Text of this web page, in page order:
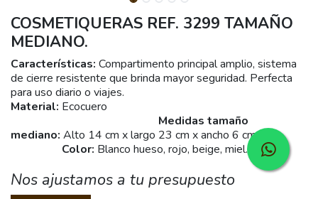
COSMETIQUERAS REF. 3299 TAMAÑO
MEDIANO.
Características: Compartimento principal amplio, sistema
de cierre resistente que brinda mayor seguridad. Perfecta
para uso diario o viajes.
Material: Ecocuero
Medidas tamaño
mediano: Alto 14 cm x largo 23 cm x ancho 6 cm.
Color: Blanco hueso, rojo, beige, miel.
Nos ajustamos a tu presupuesto